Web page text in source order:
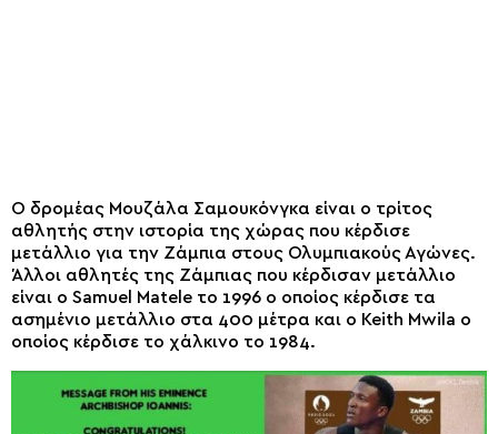
Ο δρομέας Μουζάλα Σαμουκόνγκα είναι ο τρίτος
αθλητής στην ιστορία της χώρας που κέρδισε
μετάλλιο για την Ζάμπια στους Ολυμπιακούς Αγώνες.
Άλλοι αθλητές της Ζάμπιας που κέρδισαν μετάλλιο
είναι ο Samuel Matele το 1996 ο οποίος κέρδισε τα
ασημένιο μετάλλιο στα 400 μέτρα και ο Keith Mwila ο
οποίος κέρδισε το χάλκινο το 1984.